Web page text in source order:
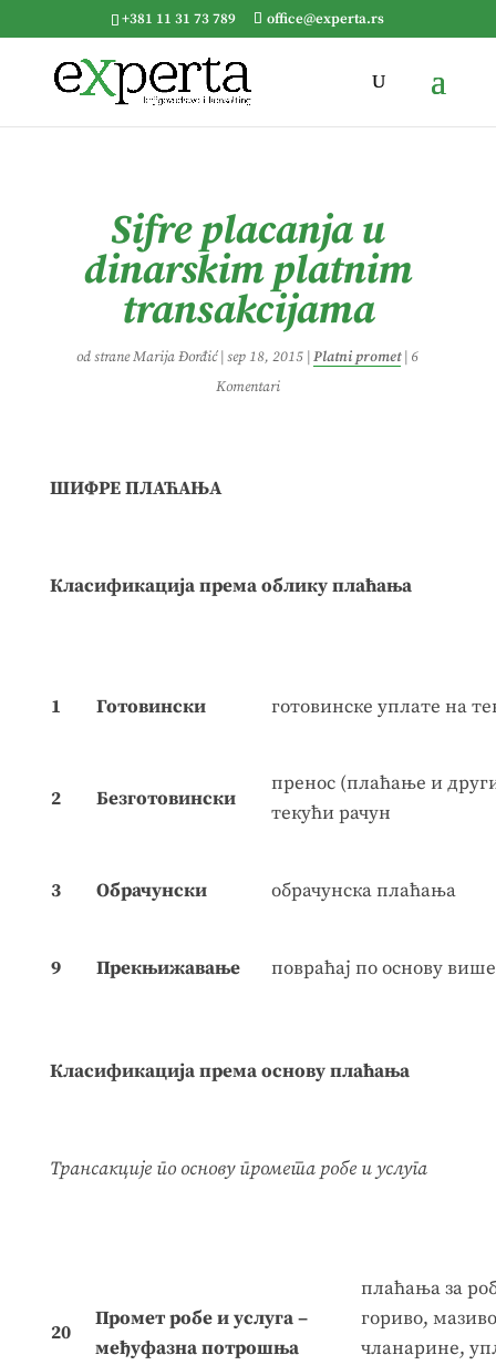
+381 11 31 73 789 office@experta.rs
Sifre placanja u
dinarskim platnim
transakcijama
od straneMarija Đorđić|sep 18, 2015 |Platni promet| 6
Komentari
ШИФРЕ ПЛАЋАЊА
Класификација према облику плаћања
1 Готовински готовинске уплате на
2 Безготовински
пренос (плаћање и
текући рачун
3 Обрачунски обрачунска плаћања
9 Прекњижавање повраћај по основу
Класификација према основу плаћања
Трансакције по основу промета робе и услуга
20
Промет робе и услуга –
међуфазна потрошња
плаћања за
гориво,
чланарине,